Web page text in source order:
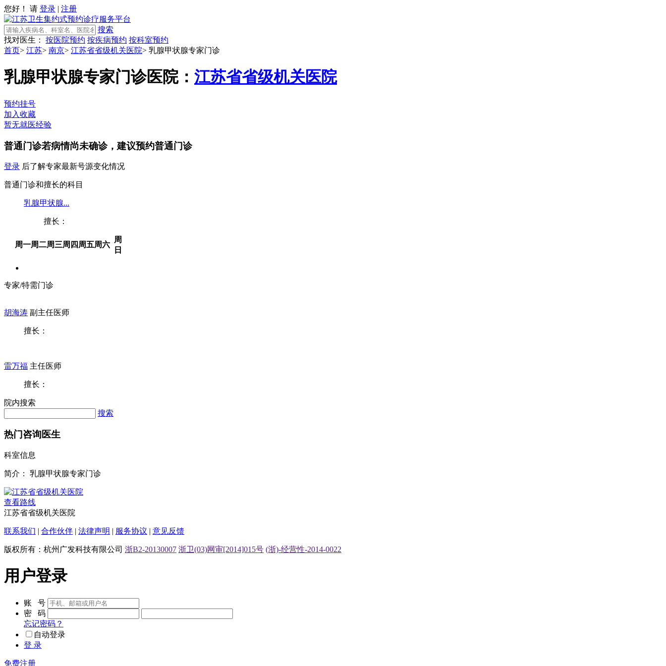
您好！ 请 登录 | 注册
搜索
找对医生：
按医院预约 按疾病预约 按科室预约
首页> 江苏> 南京> 江苏省省级机关医院> 乳腺甲状腺专家门诊
乳腺甲状腺专家门诊医院： 江苏省省级机关医院
预约挂号
加入收藏
暂无就医经验
普通门诊若病情尚未确诊，建议预约普通门诊
登录 后了解专家最新号源变化情况
普通门诊和擅长的科目
乳腺甲状腺...
擅长：
周一周二周三周四 周五周六
周
日
专家/特需门诊
胡海涛 副主任医师
擅长：
雷万福 主任医师
擅长：
院内搜索
搜索
热门咨询医生
科室信息
简介： 乳腺甲状腺专家门诊
查看路线
江苏省省级机关医院
联系我们 | 合作伙伴 | 法律声明 | 服务协议 | 意见反馈
版权所有：杭州广发科技有限公司 浙B2-20130007 浙卫(03)网审[2014]015号 (浙)-经营性-2014-0022
用户登录
账 号
密 码
忘记密码？
自动登录
登 录
免费注册